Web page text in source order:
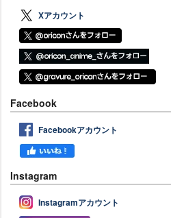
Xアカウント
Facebook
Facebookアカウント
Instagram
Instagramアカウント